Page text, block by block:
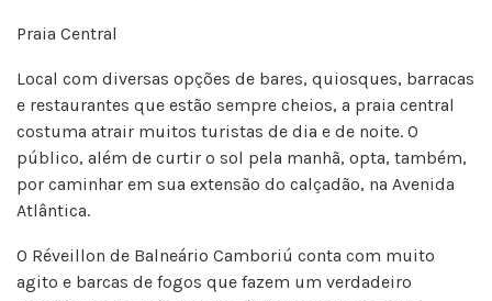
Praia Central
Local com diversas opções de bares, quiosques, barracas
e restaurantes que estão sempre cheios, a praia central
costuma atrair muitos turistas de dia e de noite. O
público, além de curtir o sol pela manhã, opta, também,
por caminhar em sua extensão do calçadão, na Avenida
Atlântica.
O Réveillon de Balneário Camboriú conta com muito
agito e barcas de fogos que fazem um verdadeiro